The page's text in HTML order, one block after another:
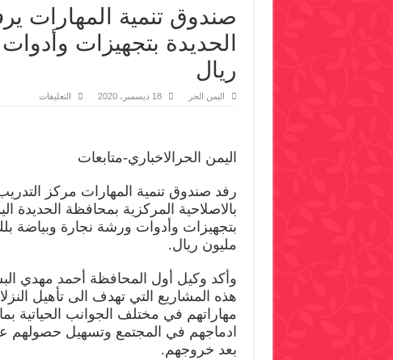
صندوق تنمية المهارات
ريال
اليمن الحر 18 ديسمبر، 2020 التعليقات
بتجهيزات
وأدوات
ورشة
نجارة
بكلفة
اليمن الحرالاخباري-متابعات
رفد صندوق تنمية المهارات مركز
بالاصلاحية المركزية بمحافظة الحديدة
مليون ريال.
وأكد وكيل أول المحافظة أحمد مهدي
هذه المشاريع التي تهدف الى تأهيل
مهاراتهم في مختلف الجوانب الحياتية
ادماجهم في المجتمع وتسهيل
بعد خروجهم.